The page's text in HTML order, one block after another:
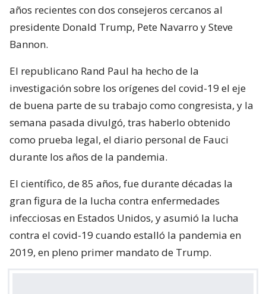
años recientes con dos consejeros cercanos al
presidente Donald Trump, Pete Navarro y Steve
Bannon.
El republicano Rand Paul ha hecho de la
investigación sobre los orígenes del covid-19 el eje
de buena parte de su trabajo como congresista, y la
semana pasada divulgó, tras haberlo obtenido
como prueba legal, el diario personal de Fauci
durante los años de la pandemia.
El científico, de 85 años, fue durante décadas la
gran figura de la lucha contra enfermedades
infecciosas en Estados Unidos, y asumió la lucha
contra el covid-19 cuando estalló la pandemia en
2019, en pleno primer mandato de Trump.